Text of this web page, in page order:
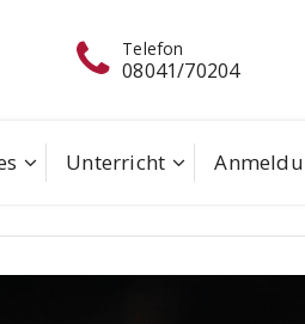
Mo - Do
09:00 - 11:30
Unterricht